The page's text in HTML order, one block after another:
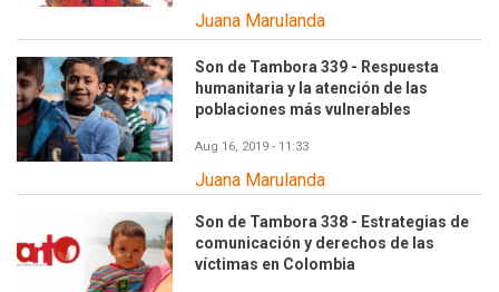
Juana Marulanda
Son de Tambora 339 - Respuesta
humanitaria y la atención de las
poblaciones más vulnerables
Aug 16, 2019 - 11:33
Juana Marulanda
Son de Tambora 338 - Estrategias de
comunicación y derechos de las
víctimas en Colombia